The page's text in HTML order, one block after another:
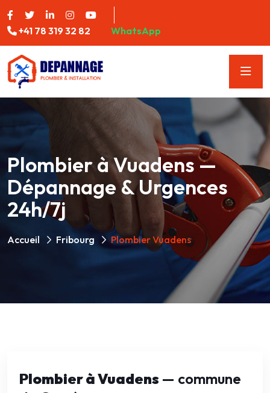
+41 78 319 32 82 WhatsApp
Plombier à Vuadens —
Dépannage & Urgences
24h/7j
Accueil Fribourg Plombier Vuadens
Plombier à Vuadens — commune